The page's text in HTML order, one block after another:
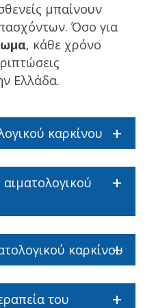
μπαίνουν
Όσο για
, κάθε χρόνο
Ελλάδα.
καρκίνου
καρκίνου
του